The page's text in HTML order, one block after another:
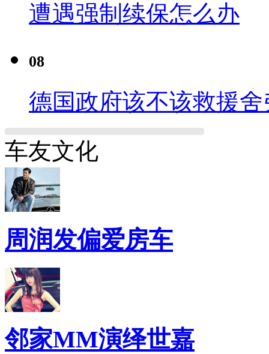
遭遇强制续保怎么办
08
德国政府该不该救援舍
车友文化
周润发偏爱房车
邻家MM演绎世嘉